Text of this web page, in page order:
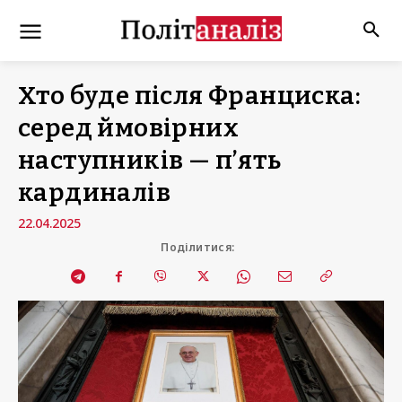
Хто буде після Франциска:
серед ймовірних
наступників — п’ять
кардиналів
22.04.2025
Поділитися: